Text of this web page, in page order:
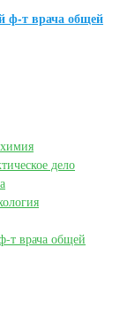
ф-т врача общей
дело
т врача общей